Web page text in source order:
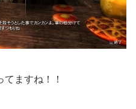
てますね！！